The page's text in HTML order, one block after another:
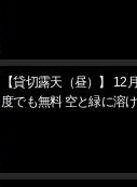
【貸切露天（昼）】 12
度でも無料 空と緑に溶